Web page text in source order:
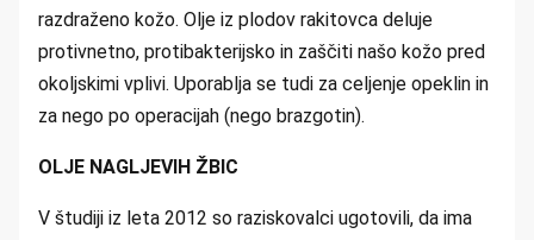
razdraženo kožo. Olje iz plodov rakitovca deluje
protivnetno, protibakterijsko in zaščiti našo kožo pred
okoljskimi vplivi. Uporablja se tudi za celjenje opeklin in
za nego po operacijah (nego brazgotin).
OLJE NAGLJEVIH ŽBIC
V študiji iz leta 2012 so raziskovalci ugotovili, da ima